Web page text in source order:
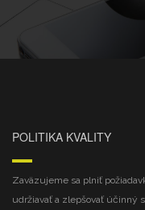
POLITIKA KVALITY
Zaväzujeme sa plniť
udržiavať a zlepšovať účinný